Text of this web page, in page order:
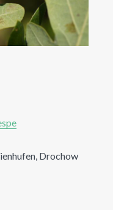
Drochow